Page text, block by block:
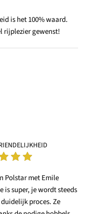
is het 100% waard.
rijplezier gewenst!
Polstar met Emile
is super, je wordt steeds
proces. Ze